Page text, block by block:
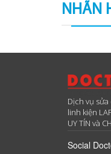
NHÃN
Dịch vụ
linh kiện
UY TÍN và
Social